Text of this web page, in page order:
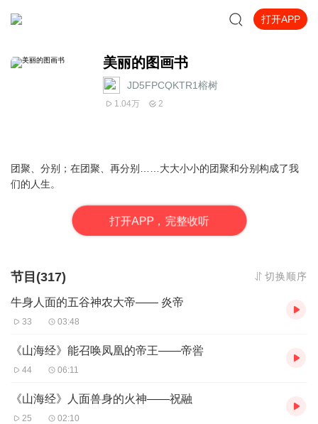
打开APP
美丽的图画书
JD5FPCQKTR1榕树
1.04万 2
团聚、分别；在团聚、再分别……大大小小的团聚和分别构成了我
们的人生。
打开APP，完整收听
节目(317) 切换顺序
牛身人面的五谷神农大帝—— 炎帝
33 03:48
《山海经》能召唤凤凰的帝王——帝喾
44 06:11
《山海经》人面兽身的火神——祝融
25 02:10